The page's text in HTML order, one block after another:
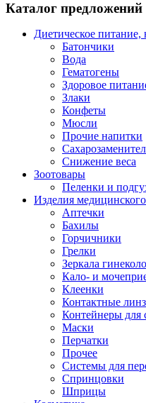
Каталог предложений
Диетическое питание,
Батончики
Вода
Гематогены
Здоровое
Злаки
Конфеты
Мюсли
Прочие напитки
Снижение веса
Зоотовары
Пеленки и
Изделия
Аптечки
Бахилы
Горчичники
Грелки
Зеркала
Кало- и
Клеенки
Контактные
Контейнеры для
Маски
Перчатки
Прочее
Системы для
Спринцовки
Шприцы